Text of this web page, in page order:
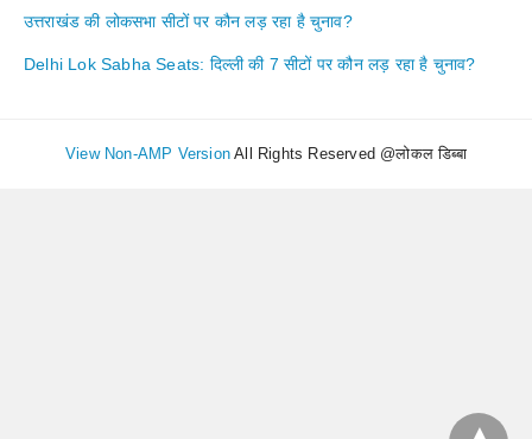
उत्तराखंड की लोकसभा सीटों पर कौन लड़ रहा है चुनाव?
Delhi Lok Sabha Seats: दिल्ली की 7 सीटों पर कौन लड़ रहा है चुनाव?
View Non-AMP Version All Rights Reserved @लोकल डिब्बा